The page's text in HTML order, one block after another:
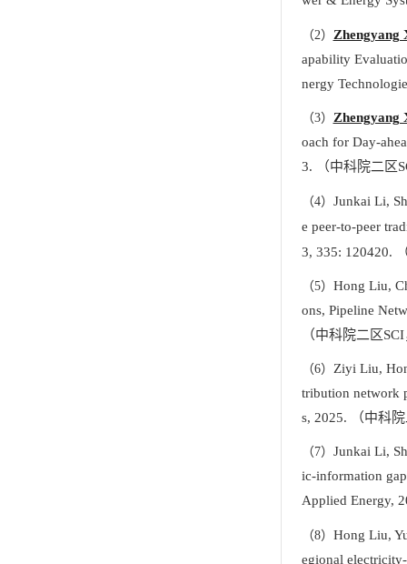
（2） Zhengyang
apability
nergy
（3） Zhengyang
oach for Day-
3.
（中科院二区
（4） Junkai Li,
e peer-to-peer
3, 335: 120420.
（5） Hong Liu,
ons, Pipeline
（中科院二区SCI
（6） Ziyi Liu,
tribution network
s, 2025.
（中科
（7） Junkai Li,
ic-information
Applied Energy,
（8） Hong Liu,
egional